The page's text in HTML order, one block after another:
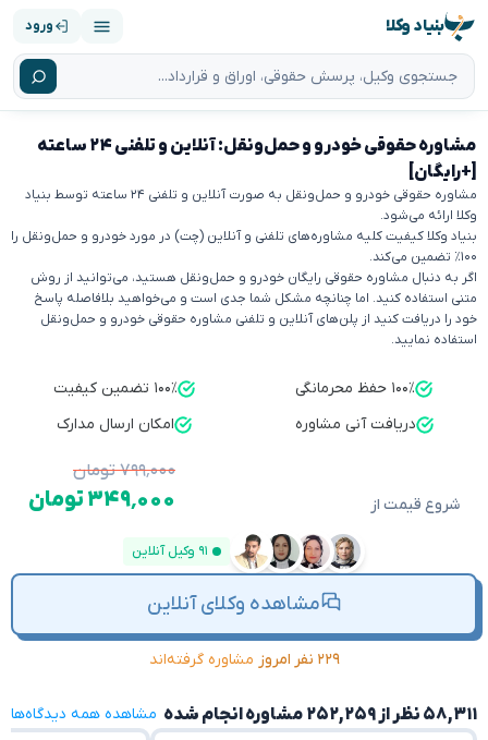
بنیاد وکلا ورود
مشاوره حقوقی خودرو و حمل‌ونقل: آنلاین و تلفنی ۲۴ ساعته
[+رایگان]
مشاوره حقوقی خودرو و حمل‌ونقل به صورت آنلاین و تلفنی ۲۴ ساعته توسط بنیاد
وکلا ارائه می‌شود.
بنیاد وکلا کیفیت کلیه مشاوره‌های تلفنی و آنلاین (چت) در مورد خودرو و حمل‌ونقل را
۱۰۰٪ تضمین می‌کند.
اگر به دنبال مشاوره حقوقی رایگان خودرو و حمل‌ونقل هستید، می‌توانید از روش
متنی استفاده کنید. اما چنانچه مشکل شما جدی است و می‌خواهید بلافاصله پاسخ
خود را دریافت کنید از پلن‌های آنلاین و تلفنی مشاوره حقوقی خودرو و حمل‌ونقل
استفاده نمایید.
۱۰۰٪ حفظ محرمانگی
۱۰۰٪ تضمین کیفیت
دریافت آنی مشاوره
امکان ارسال مدارک
شروع قیمت از
۷۹۹٬۰۰۰ تومان
۳۴۹٬۰۰۰ تومان
۹۱ وکیل آنلاین
مشاهده وکلای آنلاین
۲۲۹ نفر امروز مشاوره گرفته‌اند
۵۸,۳۱۱ نظر از ۲۵۲,۲۵۹ مشاوره انجام شده مشاهده همه دیدگاه‌ها